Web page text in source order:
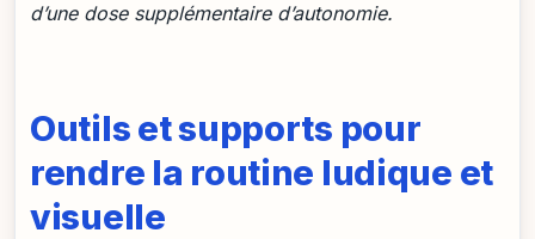
d’une dose supplémentaire d’autonomie.
Outils et supports pour
rendre la routine ludique et
visuelle